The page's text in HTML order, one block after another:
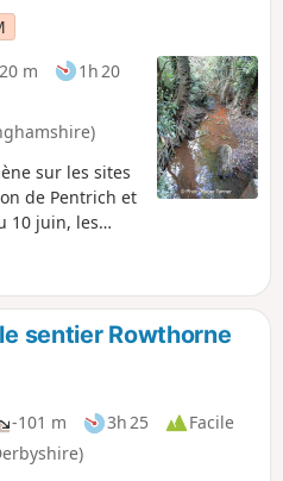
m
1h 20
sur les sites
de Pentrich et
10 juin, les
la
Cette
les lieux liés à
de la
s'agit de la
de la
sentier Rowthorne
-101 m 3h 25
Facile